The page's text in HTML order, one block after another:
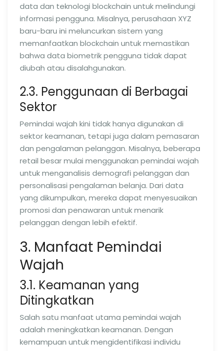
data dan teknologi blockchain untuk melindungi
informasi pengguna. Misalnya, perusahaan XYZ
baru-baru ini meluncurkan sistem yang
memanfaatkan blockchain untuk memastikan
bahwa data biometrik pengguna tidak dapat
diubah atau disalahgunakan.
2.3. Penggunaan di Berbagai
Sektor
Pemindai wajah kini tidak hanya digunakan di
sektor keamanan, tetapi juga dalam pemasaran
dan pengalaman pelanggan. Misalnya, beberapa
retail besar mulai menggunakan pemindai wajah
untuk menganalisis demografi pelanggan dan
personalisasi pengalaman belanja. Dari data
yang dikumpulkan, mereka dapat menyesuaikan
promosi dan penawaran untuk menarik
pelanggan dengan lebih efektif.
3. Manfaat Pemindai
Wajah
3.1. Keamanan yang
Ditingkatkan
Salah satu manfaat utama pemindai wajah
adalah meningkatkan keamanan. Dengan
kemampuan untuk mengidentifikasi individu